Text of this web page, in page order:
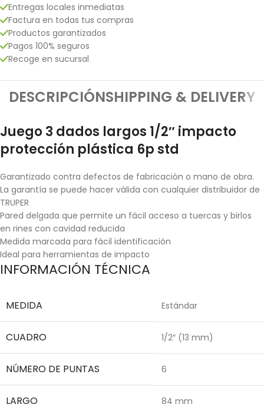
Entregas locales inmediatas
Factura en todas tus compras
Productos garantizados
Pagos 100% seguros
Recoge en sucursal
DESCRIPCIÓNSHIPPING & DELIVERY
Juego 3 dados largos 1/2″ impacto
protección plástica 6p std
Garantizado contra defectos de fabricación o mano de obra.
La garantía se puede hacer válida con cualquier distribuidor de
TRUPER
Pared delgada que permite un fácil acceso a tuercas y birlos
en rines con cavidad reducida
Medida marcada para fácil identificación
Ideal para herramientas de impacto
INFORMACIÓN TÉCNICA
MEDIDA Estándar
CUADRO 1/2″ (13 mm)
NÚMERO DE PUNTAS 6
LARGO 84 mm